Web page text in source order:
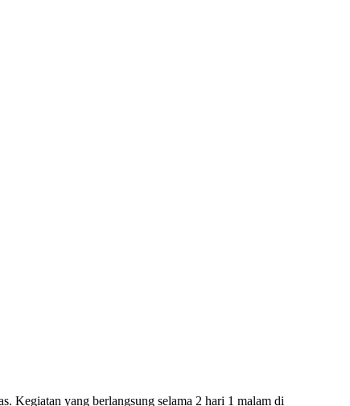
Kegiatan yang berlangsung selama 2 hari 1 malam di